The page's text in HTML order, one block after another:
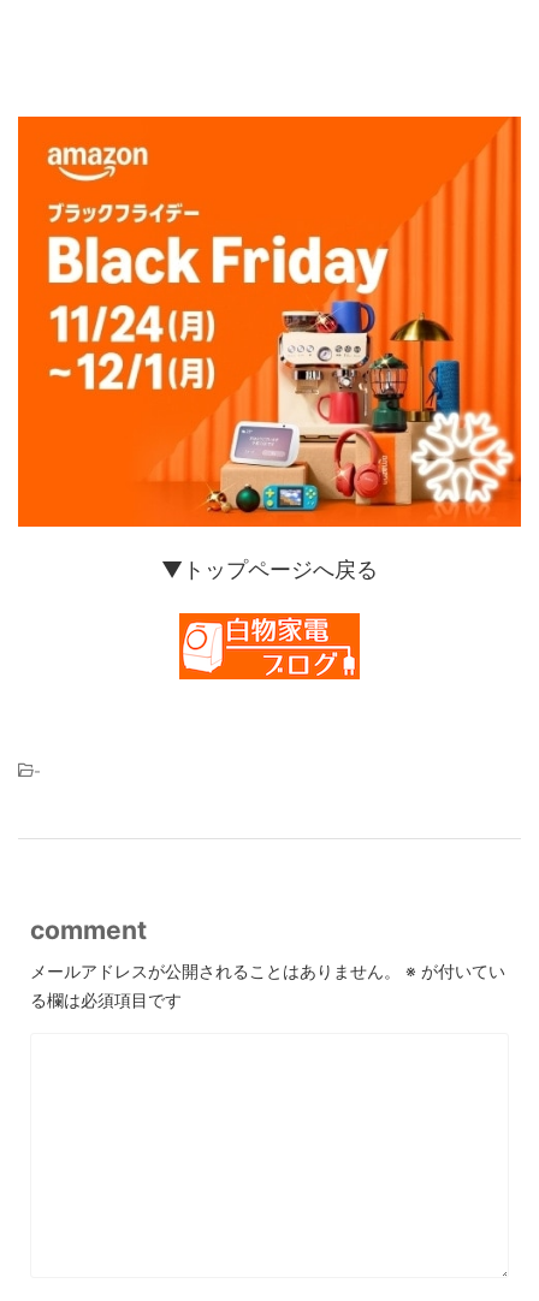
▼トップページへ戻る
-
comment
メールアドレスが公開されることはありません。 ※ が付いてい
る欄は必須項目です